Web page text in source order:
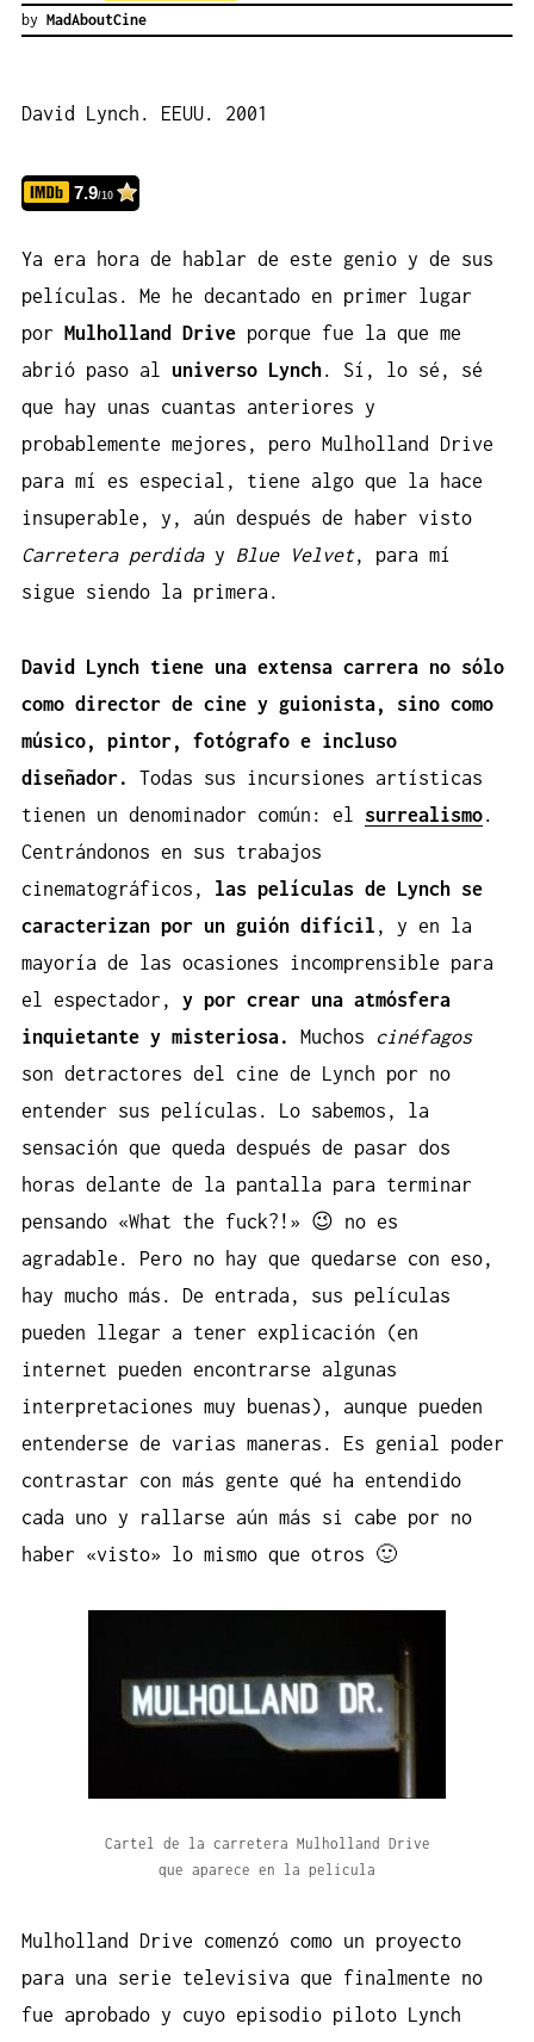
by MadAboutCine
David Lynch. EEUU. 2001
7.9/10
Ya era hora de hablar de este genio y de sus
películas. Me he decantado en primer lugar
por
Mulholland Drive porque fue la que me
abrió paso al universo Lynch. Sí, lo sé, sé
que hay unas cuantas anteriores y
probablemente mejores, pero Mulholland Drive
para mí es especial, tiene algo que la hace
insuperable, y, aún después de haber visto
Carretera perdiday Blue Velvet, para mí
sigue siendo la primera.
David Lynch tiene una extensa carrera no sólo
como director de cine y guionista, sino como
músico, pintor, fotógrafo e incluso
diseñador.
Todas sus incursiones artísticas
tienen un denominador común: el surrealismo.
Centrándonos en sus trabajos
cinematográficos, las películas de Lynch se
caracterizan por un guión difícil , y en la
mayoría de las ocasiones incomprensible para
el espectador, y por crear una atmósfera
inquietante y misteriosa. Muchos
cinéfagos
son detractores del cine de Lynch por no
entender sus películas. Lo sabemos, la
sensación que queda después de pasar dos
horas delante de la pantalla para terminar
pensando «What the fuck?!» 😉 no es
agradable. Pero no hay que quedarse con eso,
hay mucho más. De entrada, sus películas
pueden llegar a tener explicación (en
internet pueden encontrarse algunas
interpretaciones muy buenas), aunque pueden
entenderse de varias maneras. Es genial poder
contrastar con más gente qué ha entendido
cada uno y rallarse aún más si cabe por no
haber «visto» lo mismo que otros 🙂
Cartel de la carretera Mulholland Drive
que aparece en la película
Mulholland Drive comenzó como un proyecto
para una serie televisiva que finalmente no
fue aprobado y cuyo episodio piloto Lynch